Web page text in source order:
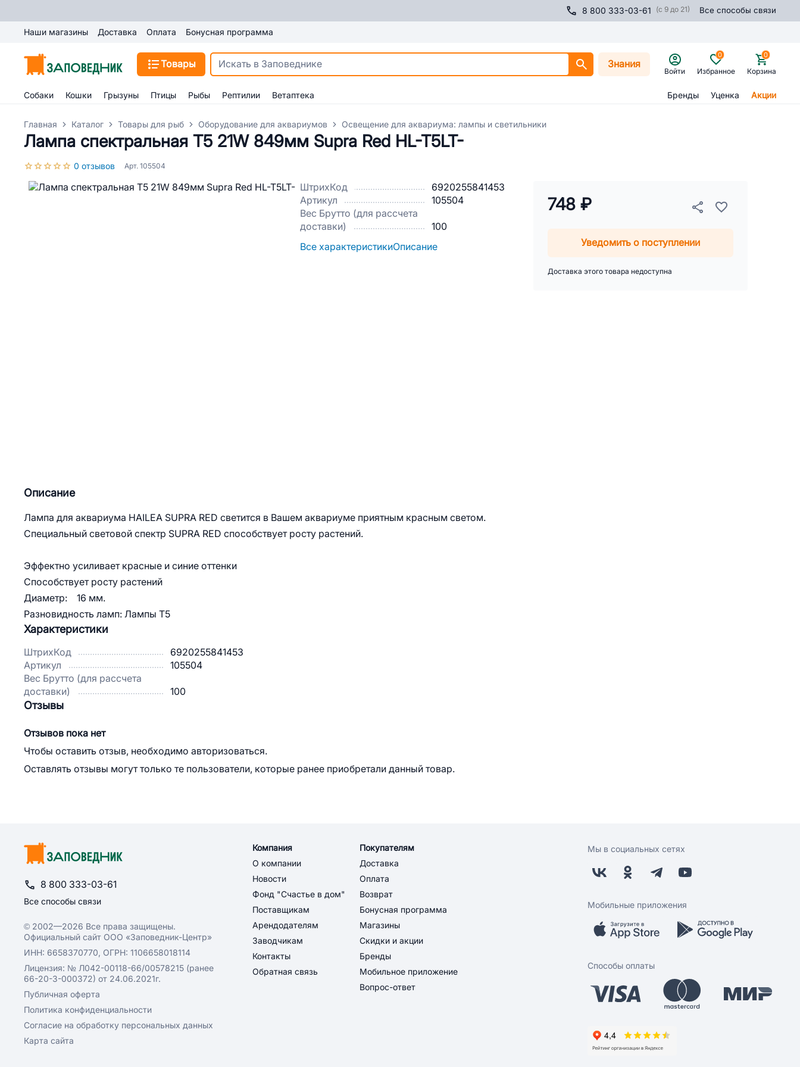
8 800 333-03-61 (с 9 до 21) Все способы связи
Наши магазины Доставка Оплата Бонусная программа
Товары Знания
Войти Избранное
0
Корзина
0
Собаки Кошки Грызуны Птицы Рыбы Рептилии Ветаптека Бренды Уценка Акции
Главная Каталог Товары для рыб Оборудование для аквариумов Освещение для аквариума: лампы и светильники
Лампа спектральная T5 21W 849мм Supra Red HL-T5LT-
0 отзывов Арт. 105504
ШтрихКод
6920255841453
Артикул
105504
Вес Брутто (для рассчета
доставки)
100
Все характеристикиОписание
748 ₽
Уведомить о поступлении
Доставка этого товара недоступна
Описание
Лампа для аквариума HAILEA SUPRA RED светится в Вашем аквариуме приятным красным светом.
Специальный световой спектр SUPRA RED способствует росту растений.
Эффектно усиливает красные и синие оттенки
Способствует росту растений
Диаметр: 16 мм.
Разновидность ламп: Лампы T5
Характеристики
ШтрихКод
6920255841453
Артикул
105504
Вес Брутто (для рассчета
доставки)
100
Отзывы
Отзывов пока нет
Чтобы оставить отзыв, необходимо авторизоваться.
Оставлять отзывы могут только те пользователи, которые ранее приобретали данный товар.
8 800 333-03-61
Все способы связи
© 2002—2026 Все права защищены.
Официальный сайт ООО «Заповедник-Центр»
ИНН: 6658370770, ОГРН: 1106658018114
Лицензия: № Л042-00118-66/00578215 (ранее
66-20-3-000372) от 24.06.2021г.
Публичная оферта
Политика конфиденциальности
Согласие на обработку персональных данных
Карта сайта
Компания
О компании
Новости
Фонд "Счастье в дом"
Поставщикам
Арендодателям
Заводчикам
Контакты
Обратная связь
Покупателям
Доставка
Оплата
Возврат
Бонусная программа
Магазины
Скидки и акции
Бренды
Мобильное приложение
Вопрос-ответ
Мы в социальных сетях
Мобильные приложения
Способы оплаты